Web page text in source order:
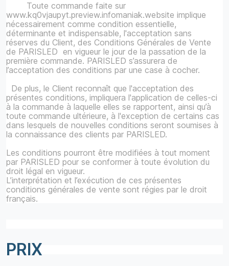
Toute commande faite sur
www.kq0vjaupyt.preview.infomaniak.website implique
nécessairement comme condition essentielle,
déterminante et indispensable, l'acceptation sans
réserves du Client, des Conditions Générales de Vente
de PARISLED en vigueur le jour de la passation de la
première commande. PARISLED s’assurera de
l’acceptation des conditions par une case à cocher.
De plus, le Client reconnaît que l'acceptation des
présentes conditions, impliquera l'application de celles-ci
à la commande à laquelle elles se rapportent, ainsi qu’à
toute commande ultérieure, à l'exception de certains cas
dans lesquels de nouvelles conditions seront soumises à
la connaissance des clients par PARISLED.
Les conditions pourront être modifiées à tout moment
par PARISLED pour se conformer à toute évolution du
droit légal en vigueur.
L’interprétation et l’exécution de ces présentes
conditions générales de vente sont régies par le droit
français.
PRIX